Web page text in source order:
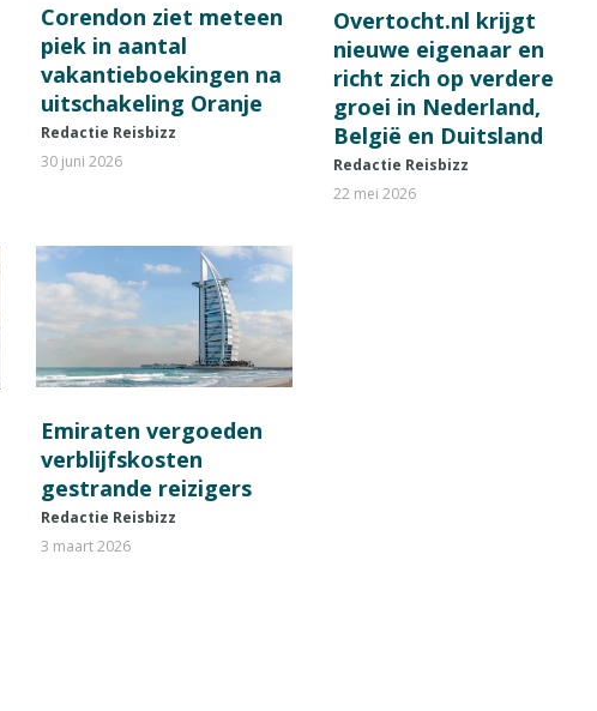
Corendon ziet meteen
piek in aantal
vakantieboekingen na
uitschakeling Oranje
Redactie Reisbizz
30 juni 2026
Overtocht.nl krijgt
nieuwe eigenaar en
richt zich op verdere
groei in Nederland,
België en Duitsland
Redactie Reisbizz
22 mei 2026
Emiraten vergoeden
verblijfskosten
gestrande reizigers
Redactie Reisbizz
3 maart 2026